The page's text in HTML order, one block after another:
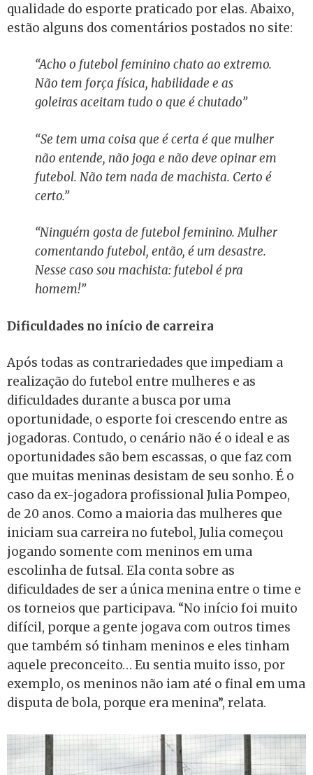
qualidade do esporte praticado por elas. Abaixo,
estão alguns dos comentários postados no site:
“Acho o futebol feminino chato ao extremo.
Não tem força física, habilidade e as
goleiras aceitam tudo o que é chutado”
“Se tem uma coisa que é certa é que mulher
não entende, não joga e não deve opinar em
futebol. Não tem nada de machista. Certo é
certo.”
“Ninguém gosta de futebol feminino. Mulher
comentando futebol, então, é um desastre.
Nesse caso sou machista: futebol é pra
homem!”
Dificuldades no início de carreira
Após todas as contrariedades que impediam a
realização do futebol entre mulheres e as
dificuldades durante a busca por uma
oportunidade, o esporte foi crescendo entre as
jogadoras. Contudo, o cenário não é o ideal e as
oportunidades são bem escassas, o que faz com
que muitas meninas desistam de seu sonho. É o
caso da ex-jogadora profissional Julia Pompeo,
de 20 anos. Como a maioria das mulheres que
iniciam sua carreira no futebol, Julia começou
jogando somente com meninos em uma
escolinha de futsal. Ela conta sobre as
dificuldades de ser a única menina entre o time e
os torneios que participava. “No início foi muito
difícil, porque a gente jogava com outros times
que também só tinham meninos e eles tinham
aquele preconceito… Eu sentia muito isso, por
exemplo, os meninos não iam até o final em uma
disputa de bola, porque era menina”, relata.